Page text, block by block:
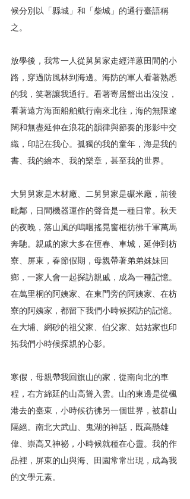
候分別以「縣城」和「柴城」的通行臺語稱
之。
放學後，我常一人從舅舅家走經洋蒽田間的小
路，穿過防風林到海邊。海防的軍人看著熟悉
的我，笑著讓我通行。看著寄居蟹出出沒沒，
看著遠方海面船舶航行南來北往，海的無限遼
闊和無盡延伸在浪花的韻律與節奏的形影中交
織，印記在我心。孤獨的我的童年，海是我的
書、我的繪本、我的樂章，甚至我的世界。
大舅舅家是木材廠、二舅舅家是碾米廠，前後
毗鄰，日間機器運作的聲音是一種日常。秋天
的夜晚，落山風的嗚咽搖晃窗框彷彿千軍萬馬
奔馳。親戚的家大多在恆春、車城，延伸到枋
寮、屏東，春節假期，母親帶著弟弟妺妹回
鄉，一家人會一起探訪親戚，成為一種記憶。
在萬里桐的阿姨家、在東門旁的阿姨家、在枋
寮的阿姨家，都留下我們小時候探訪的記憶。
在大埔、網砂的祖父家、伯父家、姑姑家也印
拓我們小時候探親的心影。
寒假，母親帶我回旗山的家，從南向北的車
程，右方綿延的山高聳入雲。山的東邊是從楓
港去的臺東，小時候彷彿另一個世界，被群山
隔絕。南北大武山、鬼湖的神話，既高懸雄
偉、崇高又神祕，小時候就種在心靈。我的作
品裡，屏東的山與海、田園常常出現，成為我
的文學元素。